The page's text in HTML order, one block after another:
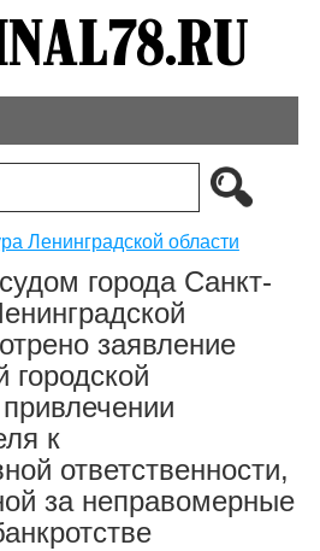
Ленинградской области
города Санкт-
заявление
городской
к
ответственности,
за неправомерные